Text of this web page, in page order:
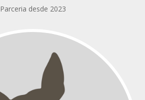
Parceria desde 2023